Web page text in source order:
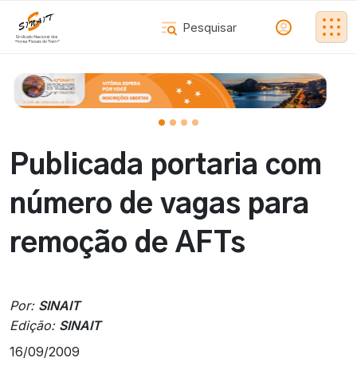
Publicada portaria com
número de vagas para
remoção de AFTs
Por: SINAIT
Edição: SINAIT
16/09/2009